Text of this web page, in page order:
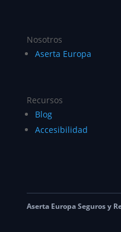
Nosotros
Aserta Europa
Recursos
Blog
Accesibilidad
Aserta Europa Seguros y